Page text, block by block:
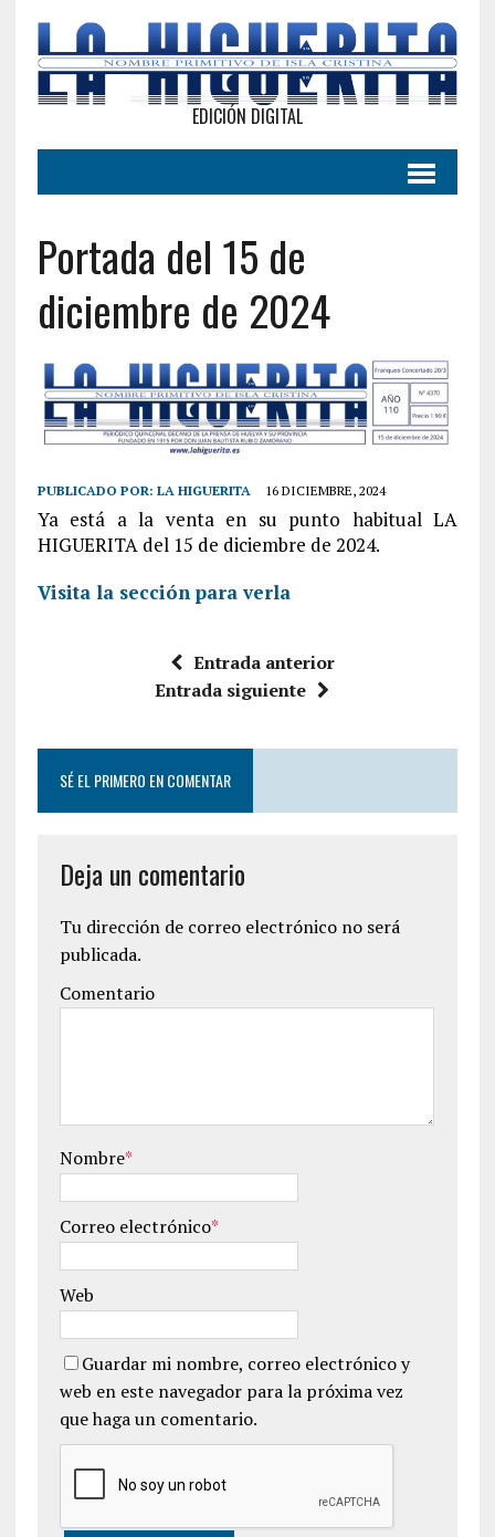
EDICIÓN DIGITAL
Portada del 15 de
diciembre de 2024
PUBLICADO POR: LA HIGUERITA 16 DICIEMBRE, 2024
Ya está a la venta en su punto habitual LA
HIGUERITA del 15 de diciembre de 2024.
Visita la sección para verla
Entrada anterior
Entrada siguiente
SÉ EL PRIMERO EN COMENTAR
Deja un comentario
Tu dirección de correo electrónico no será
publicada.
Comentario
Nombre*
Correo electrónico*
Web
Guardar mi nombre, correo electrónico y
web en este navegador para la próxima vez
que haga un comentario.